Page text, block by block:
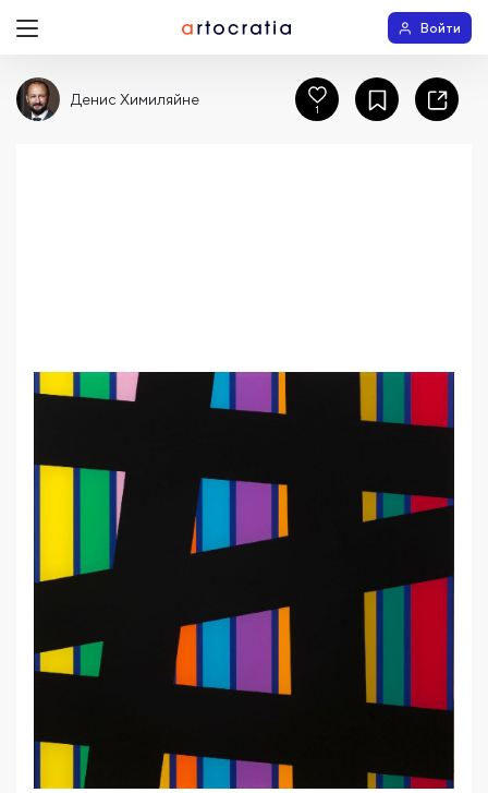
Войти
Денис Химиляйне
1